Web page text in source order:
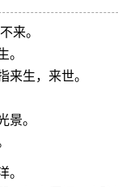
来。
。
来生，来世。
景。
。